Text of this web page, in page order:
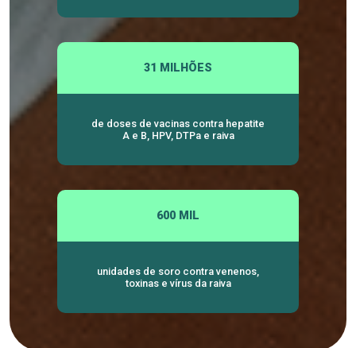
31 MILHÕES
de doses de vacinas contra hepatite
A e B, HPV, DTPa e raiva
600 MIL
unidades de soro contra venenos,
toxinas e vírus da raiva